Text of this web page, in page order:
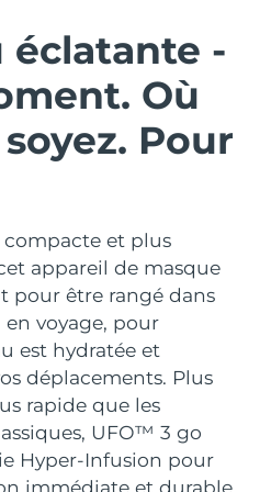
éclatante -
Où
Pour
et plus
appareil de masque
pour être rangé dans
voyage, pour
est hydratée et
déplacements. Plus
rapide que les
UFO™ 3 go
Hyper-Infusion pour
immédiate et durable
Plus
heating
Men
aging massage
Lifting
toning
go
toning on-the-go
eyes & lips
line smoothing device
hydration
and red light therapy
Soin bucco-dentaire
sonic toothbrush
silicone sonic toothbrush
ANTI-ÂGE
Traitements LED
NEW
Livraison estimée
Livraison estimée8/11/26
Livraison estimée8/10/26
Livraison estimée
Livraison estimée8/15/26
Livraison estimée
Livraison estimée
Livraison estimée8/14/26